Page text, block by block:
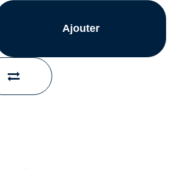
Ajouter